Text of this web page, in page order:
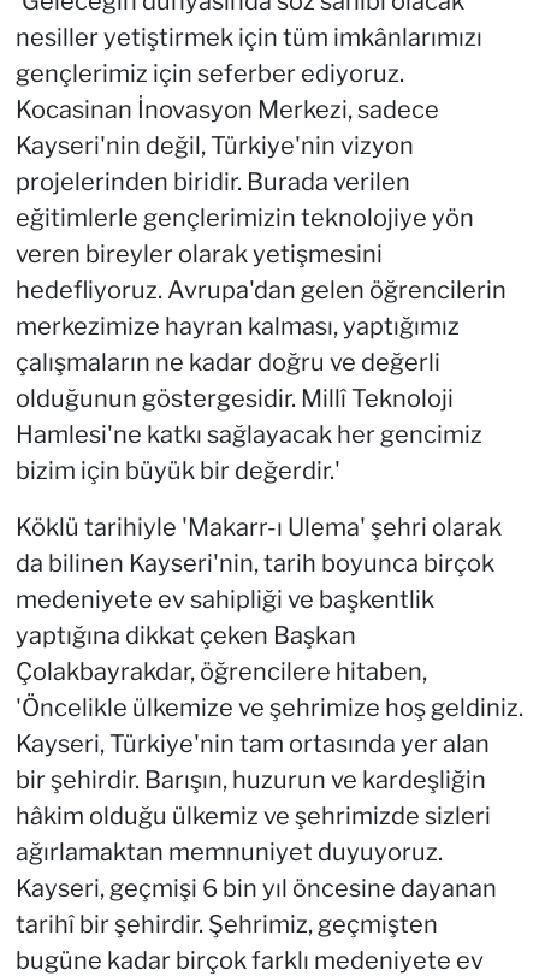
nesiller yetiştirmek için tüm imkânlarımızı
gençlerimiz için seferber ediyoruz.
Kocasinan İnovasyon Merkezi, sadece
Kayseri'nin değil, Türkiye'nin vizyon
projelerinden biridir. Burada verilen
eğitimlerle gençlerimizin teknolojiye yön
veren bireyler olarak yetişmesini
hedefliyoruz. Avrupa'dan gelen öğrencilerin
merkezimize hayran kalması, yaptığımız
çalışmaların ne kadar doğru ve değerli
olduğunun göstergesidir. Millî Teknoloji
Hamlesi'ne katkı sağlayacak her gencimiz
bizim için büyük bir değerdir.'
Köklü tarihiyle 'Makarr-ı Ulema' şehri olarak
da bilinen Kayseri'nin, tarih boyunca birçok
medeniyete ev sahipliği ve başkentlik
yaptığına dikkat çeken Başkan
Çolakbayrakdar, öğrencilere hitaben,
'Öncelikle ülkemize ve şehrimize hoş geldiniz.
Kayseri, Türkiye'nin tam ortasında yer alan
bir şehirdir. Barışın, huzurun ve kardeşliğin
hâkim olduğu ülkemiz ve şehrimizde sizleri
ağırlamaktan memnuniyet duyuyoruz.
Kayseri, geçmişi 6 bin yıl öncesine dayanan
tarihî bir şehirdir. Şehrimiz, geçmişten
bugüne kadar birçok farklı medeniyete ev